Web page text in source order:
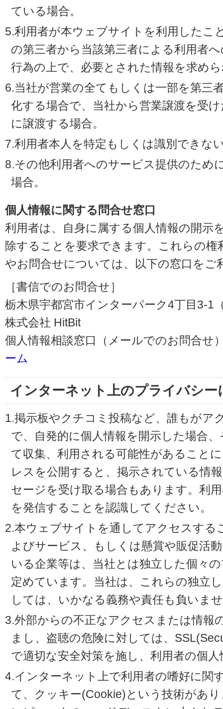
ている場合。
5.利用者が本ウェブサイトを利用したこ
の第三者から当該第三者による利用者
行為の上で、必要とされた情報を求め
6.当社が営業の全てもしくは一部を第三
化する場合で、当社から営業譲渡を受
に譲渡する場合。
7.利用者本人を特定もしくは識別できな
8.その他利用者へのサービス提供のため
場合。
個人情報に関する問合せ窓口
利用者は、自身に属する個人情報の開示
除することを要求できます。これらの権
やお問合せについては、以下の窓口をご
［書信でのお問合せ］
栃木県宇都宮市インターパーク4丁目3-1
株式会社 HitBit
個人情報相談窓口（メールでのお問合せ
ーム
インターネット上のプライバシー
1.掲示板やクチコミ投稿など、誰もがア
で、自発的に個人情報を開示した場合
て収集、利用される可能性があること
レスを公開すると、掲示されている情
セージを受け取る場合もあります。利
を発信することを認識してください。
2.本ウェブサイトを通してアクセスする
よびサービス、もしくは懸賞や販促活
いる企業等は、当社とは独立した個々
定めています。当社は、これらの独立
しては、いかなる義務や責任も負いま
3.外部からの不正なアクセスまたは情報
まし、盗聴の危険に対しては、
で適切な安全対策を施し、利用者の個
4.インターネット上で利用者の嗜好に関
て、クッキー(Cookie)という技術があ